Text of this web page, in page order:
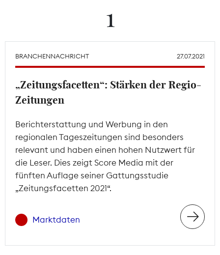
1
BRANCHENNACHRICHT 27.07.2021
„Zeitungsfacetten“: Stärken der Regio-
Zeitungen
Berichterstattung und Werbung in den
regionalen Tageszeitungen sind besonders
relevant und haben einen hohen Nutzwert für
die Leser. Dies zeigt Score Media mit der
fünften Auflage seiner Gattungsstudie
„Zeitungsfacetten 2021“.
Marktdaten